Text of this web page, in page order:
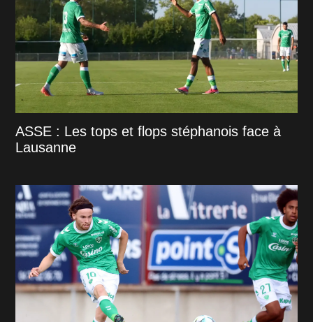
ASSE : Les tops et flops stéphanois face à
Lausanne